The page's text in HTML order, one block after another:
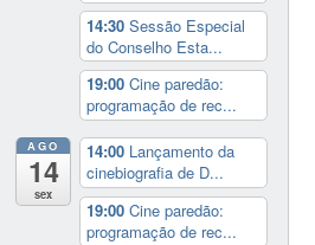
14:30Sessão Especial
do Conselho Esta...
19:00Cine paredão:
programação de rec...
AGO
14
sex
14:00 Lançamento da
cinebiografia de D...
19:00Cine paredão:
programação de rec...